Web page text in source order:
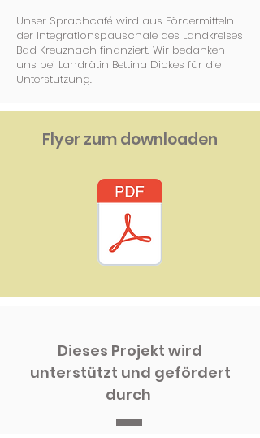
Unser Sprachcafé wird aus Fördermitteln
der Integrationspauschale des Landkreises
Bad Kreuznach finanziert. Wir bedanken
uns bei Landrätin Bettina Dickes für die
Unterstützung.
Flyer zum downloaden
Dieses Projekt wird
unterstützt und gefördert
durch